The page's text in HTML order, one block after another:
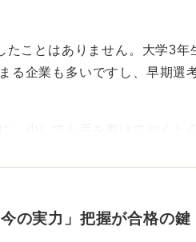
ことはありません。大学3年
る企業も多いですし、早期選
、少しでも手を着けておくと
の実力」把握が合格の鍵